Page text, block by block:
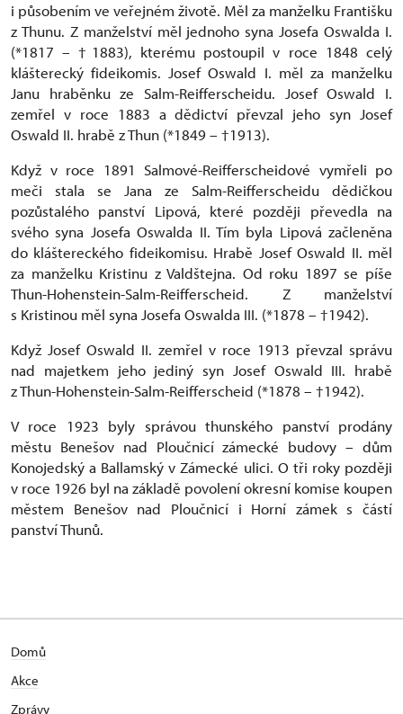
i působením ve veřejném životě. Měl za manželku Františku
z Thunu. Z manželství měl jednoho syna Josefa Oswalda I.
(*1817 – †1883), kterému postoupil v roce 1848 celý
klášterecký fideikomis. Josef Oswald I. měl za manželku
Janu hraběnku ze Salm-Reifferscheidu. Josef Oswald I.
zemřel v roce 1883 a dědictví převzal jeho syn Josef
Oswald II. hrabě z Thun (*1849 – †1913).
Když v roce 1891 Salmové-Reifferscheidové vymřeli po
meči stala se Jana ze Salm-Reifferscheidu dědičkou
pozůstalého panství Lipová, které později převedla na
svého syna Josefa Oswalda II. Tím byla Lipová začleněna
do kláštereckého fideikomisu. Hrabě Josef Oswald II. měl
za manželku Kristinu z Valdštejna. Od roku 1897 se píše
Thun-Hohenstein-Salm-Reifferscheid. Z manželství
s Kristinou měl syna Josefa Oswalda III. (*1878 – †1942).
Když Josef Oswald II. zemřel v roce 1913 převzal správu
nad majetkem jeho jediný syn Josef Oswald III. hrabě
z Thun-Hohenstein-Salm-Reifferscheid (*1878 – †1942).
V roce 1923 byly správou thunského panství prodány
městu Benešov nad Ploučnicí zámecké budovy – dům
Konojedský a Ballamský v Zámecké ulici. O tři roky později
v roce 1926 byl na základě povolení okresní komise koupen
městem Benešov nad Ploučnicí i Horní zámek s částí
panství Thunů.
Domů
Akce
Zprávy